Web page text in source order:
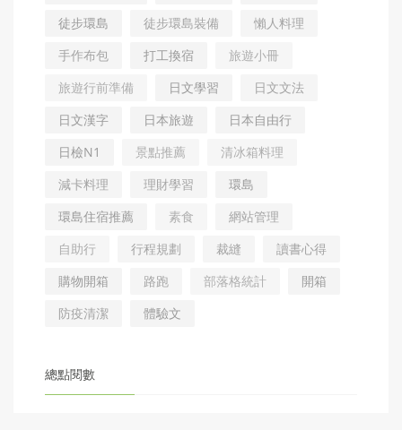
徒步環島
徒步環島裝備
懶人料理
手作布包
打工換宿
旅遊小冊
旅遊行前準備
日文學習
日文文法
日文漢字
日本旅遊
日本自由行
日檢N1
景點推薦
清冰箱料理
減卡料理
理財學習
環島
環島住宿推薦
素食
網站管理
自助行
行程規劃 裁縫
讀書心得
購物開箱
路跑 部落格統計
開箱
防疫清潔
體驗文
總點閱數